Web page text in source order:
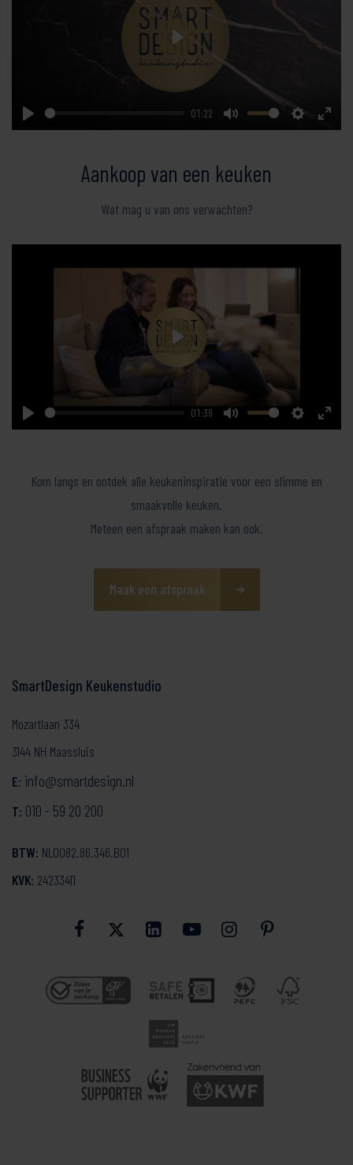
Play
01:22
Mute Settings
Enter
Play
Aankoop van een keuken
Wat mag u van ons verwachten?
Play
01:39
Mute Settings
Enter
Play
Kom langs en ontdek alle keukeninspiratie voor een slimme en
smaakvolle keuken.
Meteen een afspraak maken kan ook.
Maak een afspraak
SmartDesign Keukenstudio
Mozartlaan 334
3144 NH Maassluis
E: info@smartdesign.nl
T: 010 - 59 20 200
BTW: NL0082.86.346.B01
KVK: 24233411